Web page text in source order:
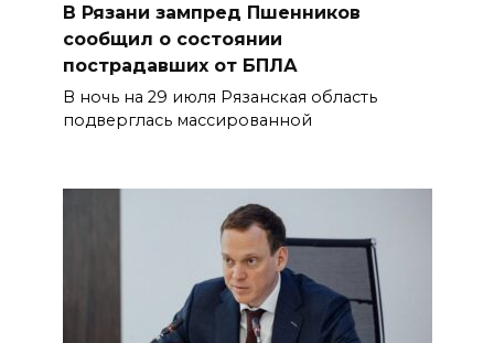
В Рязани зампред Пшенников
сообщил о состоянии
пострадавших от БПЛА
В ночь на 29 июля Рязанская область
подверглась массированной